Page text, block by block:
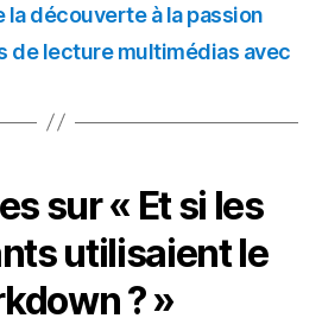
la découverte à la passion
de lecture multimédias avec
sur « Et si les
utilisaient le
? »